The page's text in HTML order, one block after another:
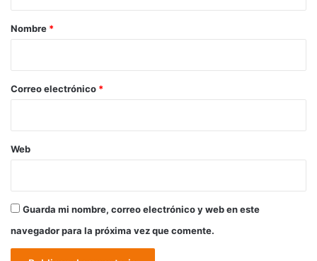
r
*
Nombre *
Correo electrónico *
Web
Guarda mi nombre, correo electrónico y web en este
navegador para la próxima vez que comente.